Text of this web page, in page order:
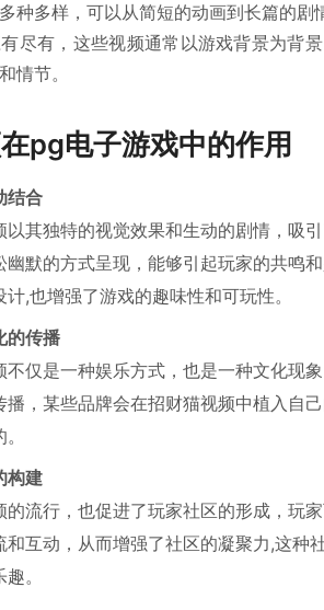
种多样，可以从简短的动画到长篇的剧
尽有，这些视频通常以游戏背景为背
情节。
pg电子游戏中的作用
结合
以其独特的视觉效果和生动的剧情，吸
幽默的方式呈现，能够引起玩家的共鸣
,也增强了游戏的趣味性和可玩性。
的传播
不仅是一种娱乐方式，也是一种文化现
播，某些品牌会在招财猫视频中植入自
构建
的流行，也促进了玩家社区的形成，玩
和互动，从而增强了社区的凝聚力,这种
。